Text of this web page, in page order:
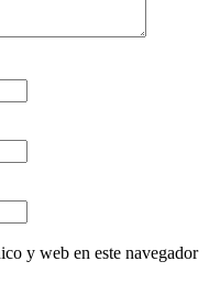
y web en este navegador